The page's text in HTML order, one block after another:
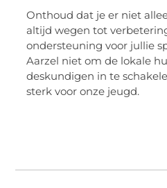
Onthoud dat je er niet
altijd wegen tot
ondersteuning voor jullie
Aarzel niet om de lokale
deskundigen in te
sterk voor onze jeugd.